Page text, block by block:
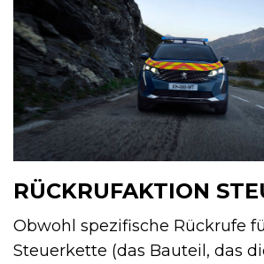
RÜCKRUFAKTION
Obwohl spezifische Rückrufe
Steuerkette (das Bauteil, das